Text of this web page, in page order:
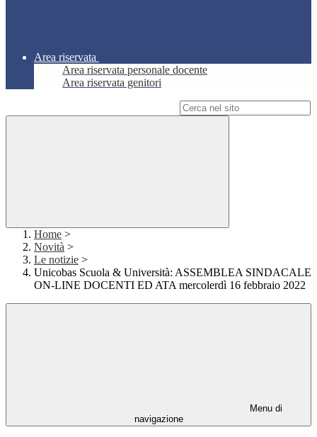
Area riservata
Area riservata personale docente
Area riservata genitori
Home >
Novità >
Le notizie >
Unicobas Scuola & Università: ASSEMBLEA SINDACALE
ON-LINE DOCENTI ED ATA mercolerdì 16 febbraio 2022
Menu di
navigazione